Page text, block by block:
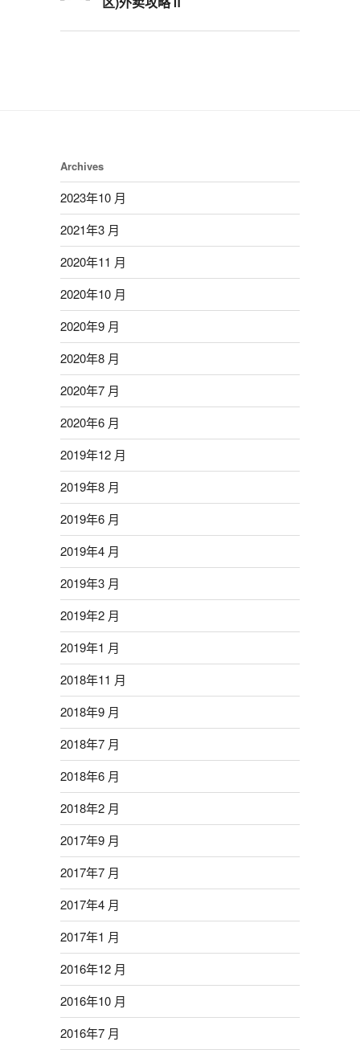
Archives
2023年10 月
2021年3 月
2020年11 月
2020年10 月
2020年9 月
2020年8 月
2020年7 月
2020年6 月
2019年12 月
2019年8 月
2019年6 月
2019年4 月
2019年3 月
2019年2 月
2019年1 月
2018年11 月
2018年9 月
2018年7 月
2018年6 月
2018年2 月
2017年9 月
2017年7 月
2017年4 月
2017年1 月
2016年12 月
2016年10 月
2016年7 月